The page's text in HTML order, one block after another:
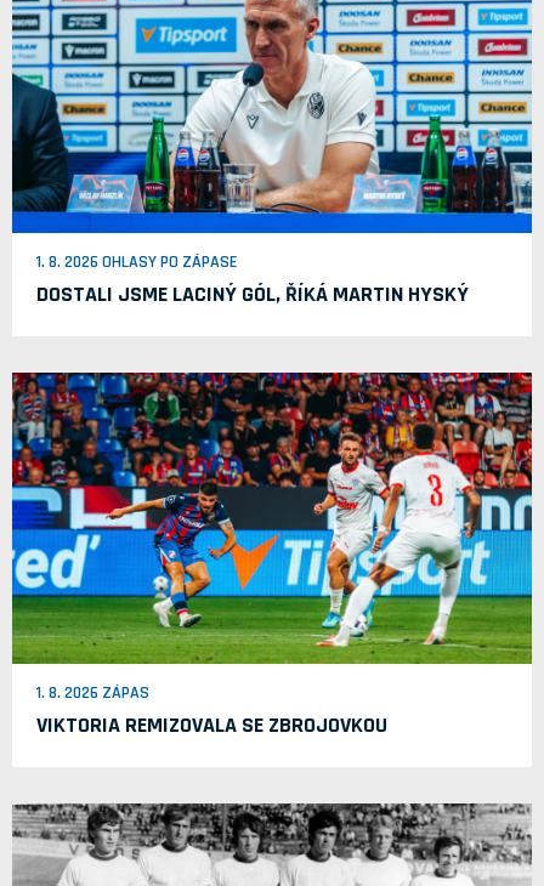
1. 8. 2026 OHLASY PO ZÁPASE
DOSTALI JSME LACINÝ GÓL, ŘÍKÁ MARTIN HYSKÝ
1. 8. 2026 ZÁPAS
VIKTORIA REMIZOVALA SE ZBROJOVKOU